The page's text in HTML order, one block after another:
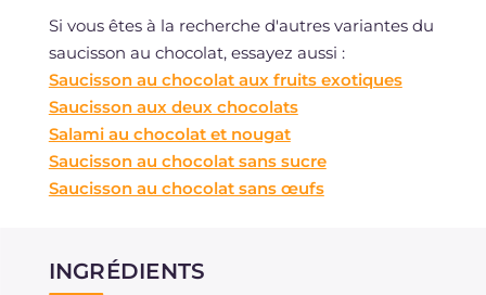
Si vous êtes à la recherche d'autres variantes du
saucisson au chocolat, essayez aussi :
Saucisson au chocolat aux fruits exotiques
Saucisson aux deux chocolats
Salami au chocolat et nougat
Saucisson au chocolat sans sucre
Saucisson au chocolat sans œufs
INGRÉDIENTS